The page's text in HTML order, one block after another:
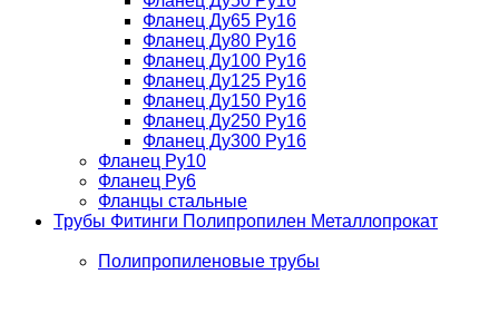
Фланец Ду65 Ру16
Фланец Ду80 Ру16
Фланец Ду100 Ру16
Фланец Ду125 Ру16
Фланец Ду150 Ру16
Фланец Ду250 Ру16
Фланец Ду300 Ру16
Фланец Ру10
Фланец Ру6
Фланцы стальные
Трубы Фитинги Полипропилен Металлопрокат
Полипропиленовые трубы